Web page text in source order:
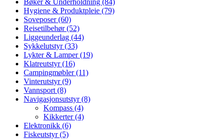
Hygiene & Produktpleie (79)
Soveposer (60)
Reisetilbehør (52)
Liggeunderlag (44)
Sykkelutstyr (33)
Lykter & Lamper (19)
Klatreutstyr (16)
Campingmøbler (11)
Vinterutstyr (9)
Vannsport (8)
Navigasjonsutstyr (8)
Kompass (4)
Kikkerter (4)
Elektronikk (6)
Fiskeutstyr (5)